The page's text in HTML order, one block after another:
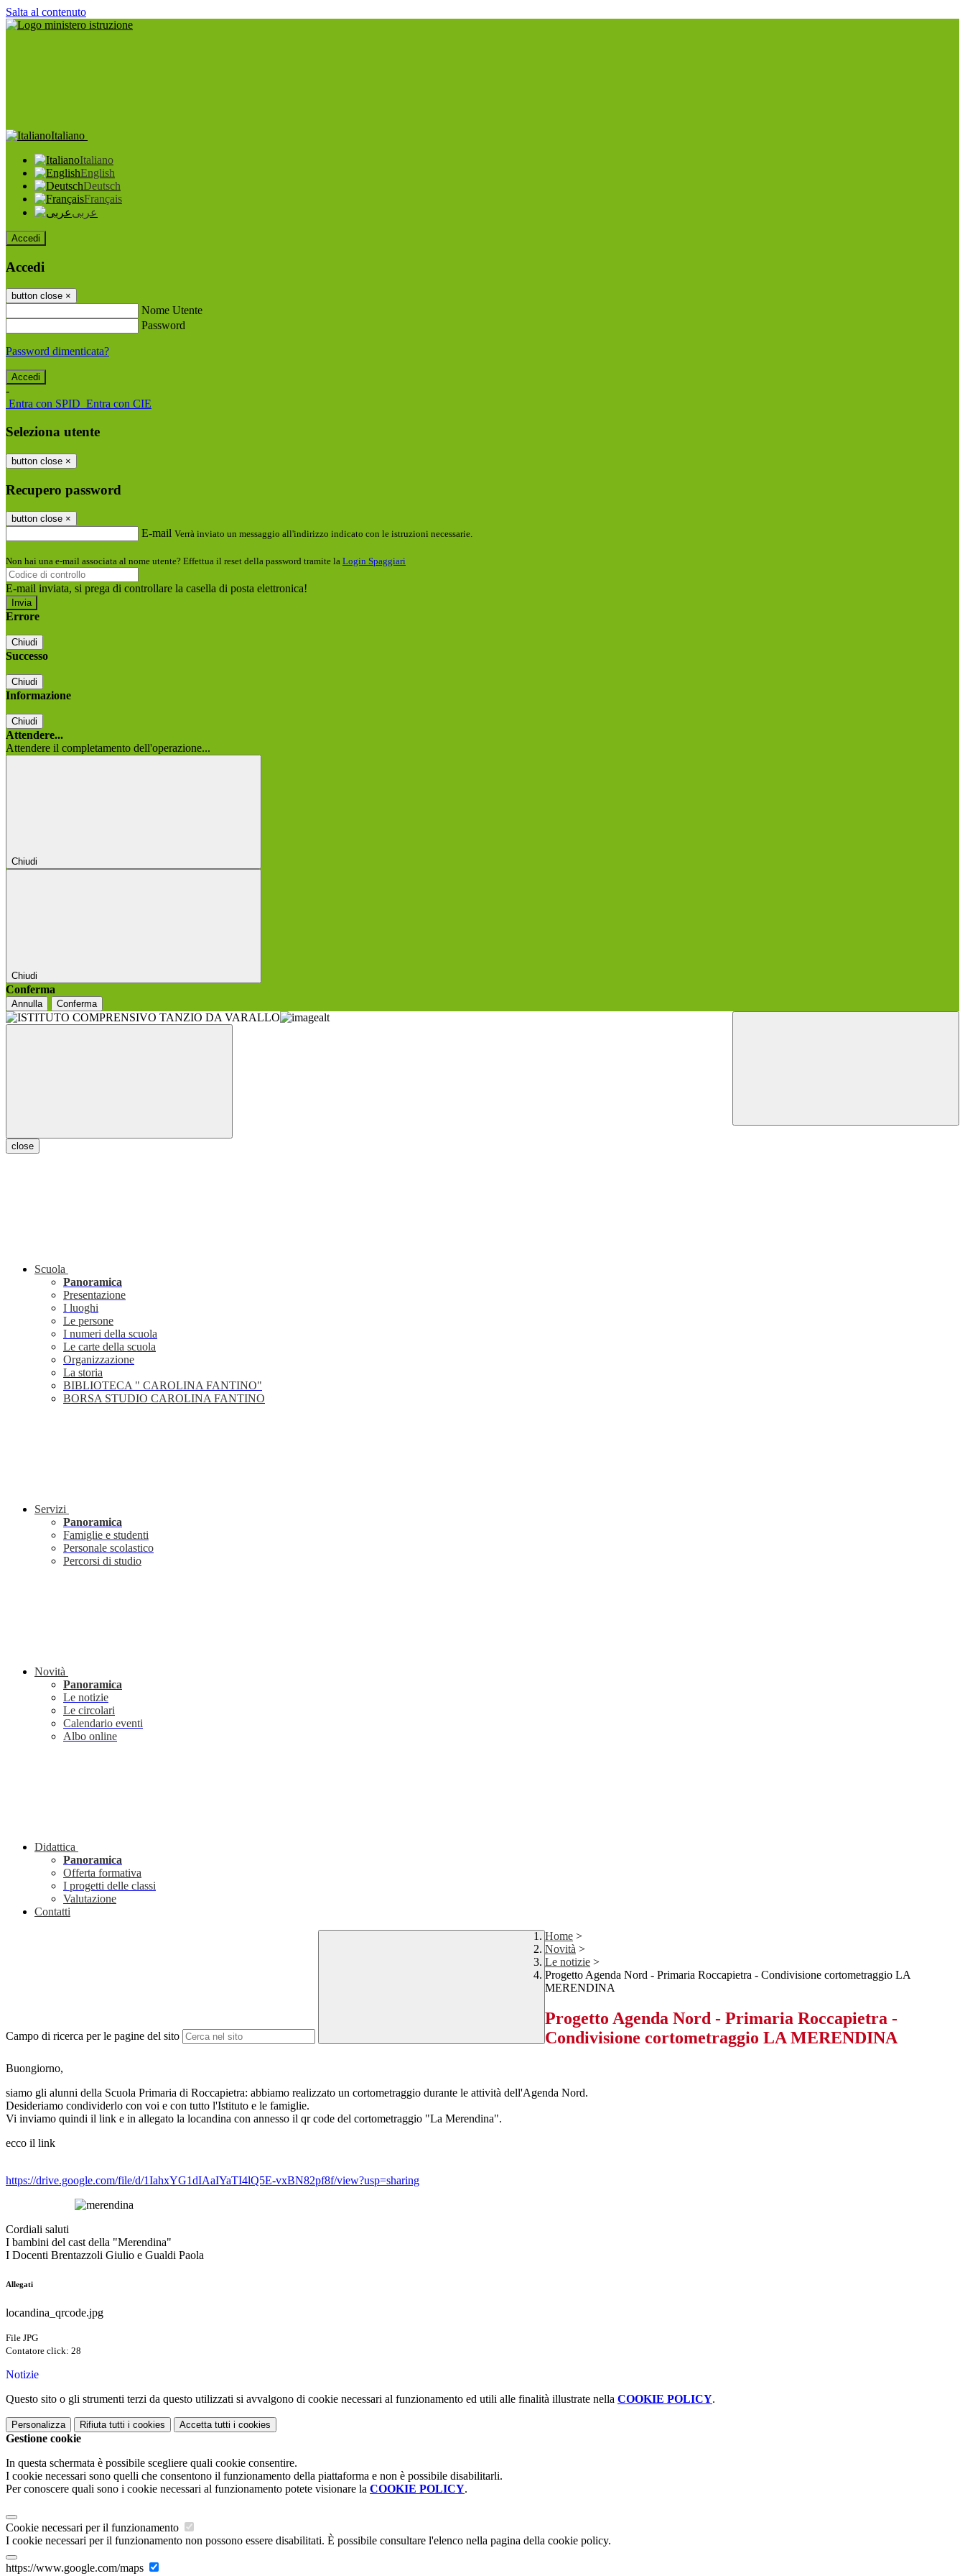
Salta al contenuto
Italiano
Italiano
English
Deutsch
Français
عربى
Accedi
Accedi
button close ×
Nome Utente
Password
Password dimenticata?
-
Entra con SPID Entra con CIE
Seleziona utente
button close ×
Recupero password
button close ×
E-mail Verrà inviato un messaggio all'indirizzo indicato con le istruzioni necessarie.
Non hai una e-mail associata al nome utente? Effettua il reset della password tramite la Login Spaggiari
E-mail inviata, si prega di controllare la casella di posta elettronica!
Errore
Chiudi
Successo
Chiudi
Informazione
Chiudi
Attendere...
Attendere il completamento dell'operazione...
Chiudi
Chiudi
Conferma
Annulla Conferma
close
Scuola
Panoramica
Presentazione
I luoghi
Le persone
I numeri della scuola
Le carte della scuola
Organizzazione
La storia
BIBLIOTECA " CAROLINA FANTINO"
BORSA STUDIO CAROLINA FANTINO
Servizi
Panoramica
Famiglie e studenti
Personale scolastico
Percorsi di studio
Novità
Panoramica
Le notizie
Le circolari
Calendario eventi
Albo online
Didattica
Panoramica
Offerta formativa
I progetti delle classi
Valutazione
Contatti
Campo di ricerca per le pagine del sito
Home >
Novità >
Le notizie >
Progetto Agenda Nord - Primaria Roccapietra - Condivisione cortometraggio LA
MERENDINA
Progetto Agenda Nord - Primaria Roccapietra -
Condivisione cortometraggio LA MERENDINA
Buongiorno,
siamo gli alunni della Scuola Primaria di Roccapietra: abbiamo realizzato un cortometraggio durante le attività dell'Agenda Nord.
Desideriamo condividerlo con voi e con tutto l'Istituto e le famiglie.
Vi inviamo quindi il link e in allegato la locandina con annesso il qr code del cortometraggio "La Merendina".
ecco il link
https://drive.google.com/file/d/1IahxYG1dIAaIYaTI4lQ5E-vxBN82pf8f/view?usp=sharing
Cordiali saluti
I bambini del cast della "Merendina"
I Docenti Brentazzoli Giulio e Gualdi Paola
Allegati
locandina_qrcode.jpg
File JPG
Contatore click: 28
Notizie
Questo sito o gli strumenti terzi da questo utilizzati si avvalgono di cookie necessari al funzionamento ed utili alle finalità illustrate nella COOKIE POLICY.
Personalizza Rifiuta tutti i cookies Accetta tutti i cookies
Gestione cookie
In questa schermata è possibile scegliere quali cookie consentire.
I cookie necessari sono quelli che consentono il funzionamento della piattaforma e non è possibile disabilitarli.
Per conoscere quali sono i cookie necessari al funzionamento potete visionare la COOKIE POLICY.
Cookie necessari per il funzionamento
I cookie necessari per il funzionamento non possono essere disabilitati. È possibile consultare l'elenco nella pagina della cookie policy.
https://www.google.com/maps